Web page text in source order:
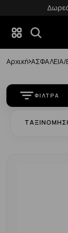
Αρχική
ΦΊΛΤΡΑ